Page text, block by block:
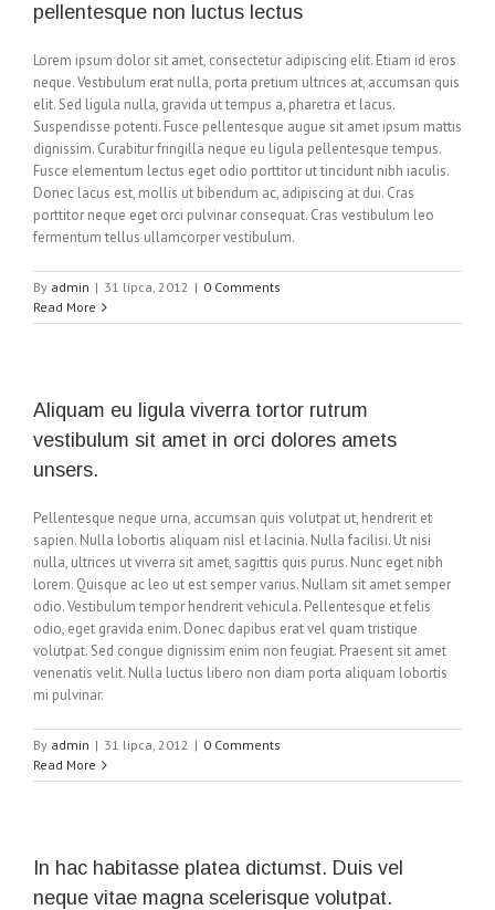
pellentesque non luctus lectus
Lorem ipsum dolor sit amet, consectetur adipiscing elit. Etiam id eros
neque. Vestibulum erat nulla, porta pretium ultrices at, accumsan quis
elit. Sed ligula nulla, gravida ut tempus a, pharetra et lacus.
Suspendisse potenti. Fusce pellentesque augue sit amet ipsum mattis
dignissim. Curabitur fringilla neque eu ligula pellentesque tempus.
Fusce elementum lectus eget odio porttitor ut tincidunt nibh iaculis.
Donec lacus est, mollis ut bibendum ac, adipiscing at dui. Cras
porttitor neque eget orci pulvinar consequat. Cras vestibulum leo
fermentum tellus ullamcorper vestibulum.
By admin | 31 lipca, 2012 | 0 Comments
Read More
Aliquam eu ligula viverra tortor rutrum
vestibulum sit amet in orci dolores amets
unsers.
Pellentesque neque urna, accumsan quis volutpat ut, hendrerit et
sapien. Nulla lobortis aliquam nisl et lacinia. Nulla facilisi. Ut nisi
nulla, ultrices ut viverra sit amet, sagittis quis purus. Nunc eget nibh
lorem. Quisque ac leo ut est semper varius. Nullam sit amet semper
odio. Vestibulum tempor hendrerit vehicula. Pellentesque et felis
odio, eget gravida enim. Donec dapibus erat vel quam tristique
volutpat. Sed congue dignissim enim non feugiat. Praesent sit amet
venenatis velit. Nulla luctus libero non diam porta aliquam lobortis
mi pulvinar.
By admin | 31 lipca, 2012 | 0 Comments
Read More
In hac habitasse platea dictumst. Duis vel
neque vitae magna scelerisque volutpat.